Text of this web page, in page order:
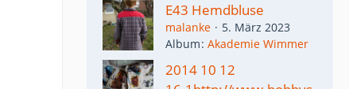
E43 Hemdbluse
malanke
5. März 2023
Album Akademie Wimmer
2014 10 12